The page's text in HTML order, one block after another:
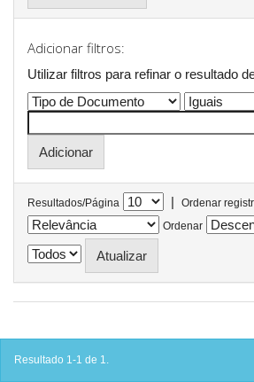
Adicionar filtros:
Utilizar filtros para refinar o resultado
Resultados/Página |
Ordenar
Ordenar
Resultado 1-1 de 1.